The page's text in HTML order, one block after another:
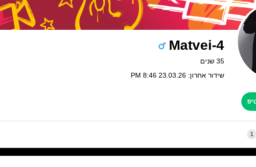
Matvei-4
35 שנים
שידור אחרון: 23.03.26 8:46 PM
1